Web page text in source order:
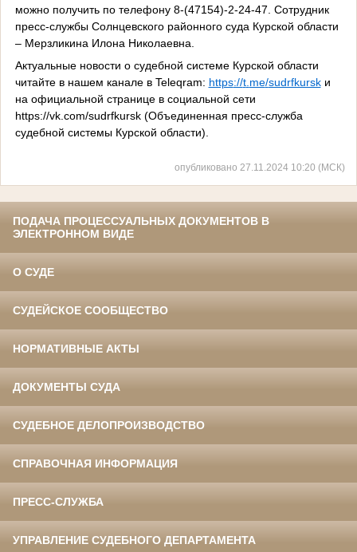
можно получить по телефону 8-(47154)-2-24-47. Сотрудник
пресс-службы Солнцевского районного суда Курской области
– Мерзликина Илона Николаевна.
Актуальные новости о судебной системе Курской области
читайте в нашем канале в Teleqram: https://t. me/sudrfkurskи
на официальной странице в социальной сети
https://vk. com/sudrfkursk (Объединенная пресс-служба
судебной системы Курской области).
опубликовано 27.11.2024 10:20 (МСК)
ПОДАЧА ПРОЦЕССУАЛЬНЫХ ДОКУМЕНТОВ В
ЭЛЕКТРОННОМ ВИДЕ
О СУДЕ
СУДЕЙСКОЕ СООБЩЕСТВО
НОРМАТИВНЫЕ АКТЫ
ДОКУМЕНТЫ СУДА
СУДЕБНОЕ ДЕЛОПРОИЗВОДСТВО
СПРАВОЧНАЯ ИНФОРМАЦИЯ
ПРЕСС-СЛУЖБА
УПРАВЛЕНИЕ СУДЕБНОГО ДЕПАРТАМЕНТА